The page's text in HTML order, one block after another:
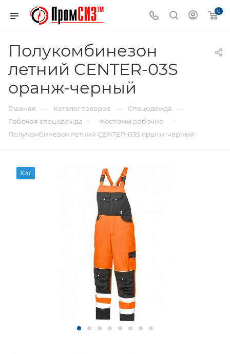
0
Полукомбинезон
летний CENTER-03S
оранж-черный
Главная — Каталог товаров — Спецодежда —
Рабочая спецодежда — Костюмы рабочие —
Полукомбинезон летний CENTER-03S оранж-черный
Хит